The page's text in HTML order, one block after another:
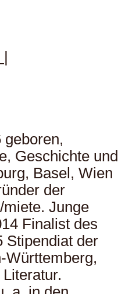
geboren,
Geschichte und
Basel, Wien
der
Junge
Finalist des
Stipendiat der
Württemberg,